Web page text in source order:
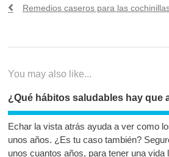
entradas
Previous
Remedios caseros para las
You may also like...
¿Qué hábitos saludables hay que
Echar la vista atrás ayuda a ver como
unos años. ¿Es tu caso también?
unos cuantos años, para tener una